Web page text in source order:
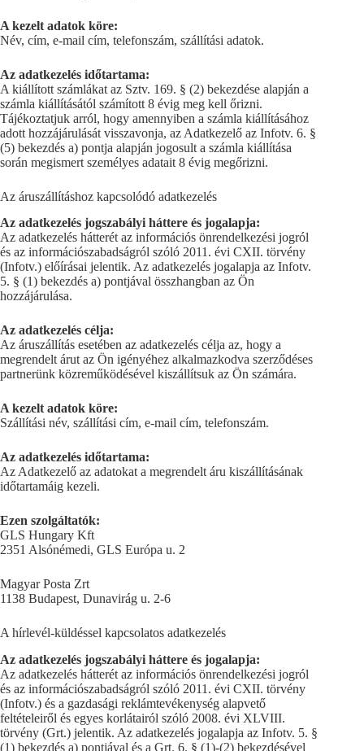
A kezelt adatok köre:
Név, cím, e-mail cím, telefonszám, szállítási adatok.
Az adatkezelés időtartama:
A kiállított számlákat az Sztv. 169. § (2) bekezdése alapján a
számla kiállításától számított 8 évig meg kell őrizni.
Tájékoztatjuk arról, hogy amennyiben a számla kiállításához
adott hozzájárulását visszavonja, az Adatkezelő az Infotv. 6. §
(5) bekezdés a) pontja alapján jogosult a számla kiállítása
során megismert személyes adatait 8 évig megőrizni.
Az áruszállításhoz kapcsolódó adatkezelés
Az adatkezelés jogszabályi háttere és jogalapja:
Az adatkezelés hátterét az információs önrendelkezési jogról
és az információszabadságról szóló 2011. évi CXII. törvény
(Infotv.) előírásai jelentik. Az adatkezelés jogalapja az Infotv.
5. § (1) bekezdés a) pontjával összhangban az Ön
hozzájárulása.
Az adatkezelés célja:
Az áruszállítás esetében az adatkezelés célja az, hogy a
megrendelt árut az Ön igényéhez alkalmazkodva szerződéses
partnerünk közreműködésével kiszállítsuk az Ön számára.
A kezelt adatok köre:
Szállítási név, szállítási cím, e-mail cím, telefonszám.
Az adatkezelés időtartama:
Az Adatkezelő az adatokat a megrendelt áru kiszállításának
időtartamáig kezeli.
Ezen szolgáltatók:
GLS Hungary Kft
2351 Alsónémedi, GLS Európa u. 2
Magyar Posta Zrt
1138 Budapest, Dunavirág u. 2-6
A hírlevél-küldéssel kapcsolatos adatkezelés
Az adatkezelés jogszabályi háttere és jogalapja:
Az adatkezelés hátterét az információs önrendelkezési jogról
és az információszabadságról szóló 2011. évi CXII. törvény
(Infotv.) és a gazdasági reklámtevékenység alapvető
feltételeiről és egyes korlátairól szóló 2008. évi XLVIII.
törvény (Grt.) jelentik. Az adatkezelés jogalapja az Infotv. 5. §
(1) bekezdés a) pontjával és a Grt. 6. § (1)-(2) bekezdésével